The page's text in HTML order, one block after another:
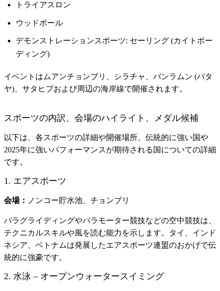
トライアスロン
ウッドボール
デモンストレーションスポーツ: セーリング (カイトボー
ディング)
イベントはムアンチョンブリ、シラチャ、バンラムン (パタ
ヤ)、サタヒプおよび周辺の海岸線で開催されます。
スポーツの内訳、会場のハイライト、メダル候補
以下は、各スポーツの詳細や開催場所、伝統的に強い国や
2025年に強いパフォーマンスが期待される国についての詳細
です。
1. エアスポーツ
会場： ノンコー貯水池、チョンブリ
パラグライディングやパラモーター競技などの空中競技は、
テクニカルスキルや風を読む能力を示します。タイ、インド
ネシア、ベトナムは発展したエアスポーツ連盟のおかげで伝
統的に強豪です。
2. 水泳 – オープンウォータースイミング